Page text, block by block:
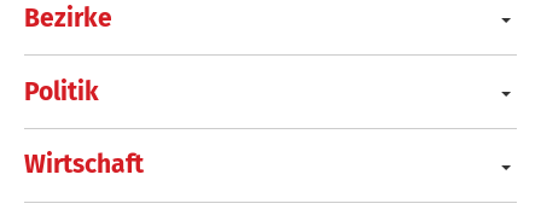
Bezirke
Politik
Wirtschaft